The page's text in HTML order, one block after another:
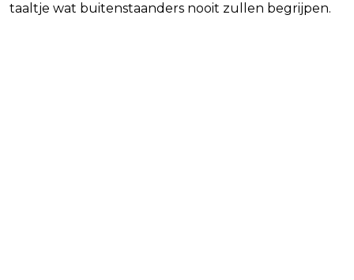
taaltje wat buitenstaanders nooit zullen begrijpen.